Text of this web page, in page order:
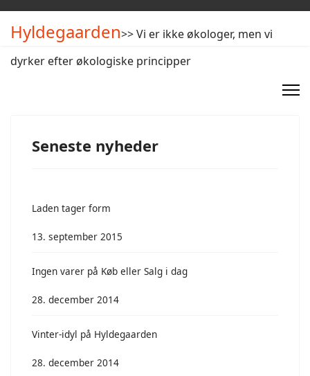
Hyldegaarden>> Vi er ikke økologer, men vi
dyrker efter økologiske principper
Seneste nyheder
Laden tager form
13. september 2015
Ingen varer på Køb eller Salg i dag
28. december 2014
Vinter-idyl på Hyldegaarden
28. december 2014